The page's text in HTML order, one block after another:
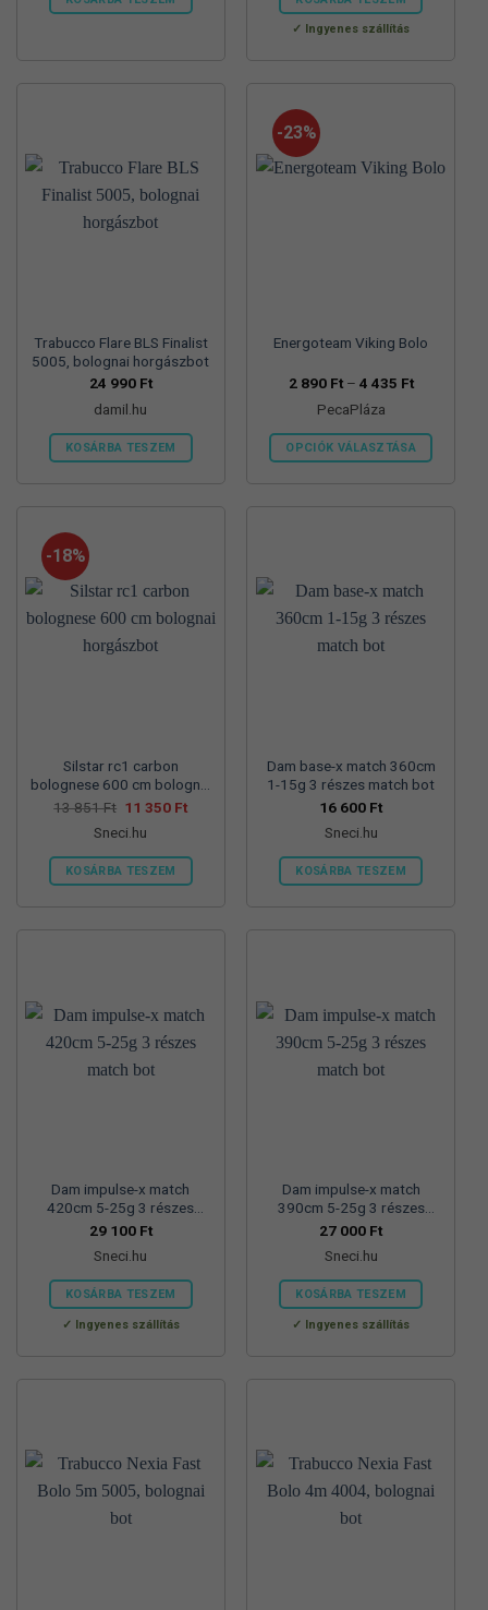
Ingyenes szállítás
Trabucco Flare BLS Finalist
5005, bolognai horgászbot
24 990 Ft
damil.hu
KOSÁRBA TESZEM
-23%
Energoteam Viking Bolo
2 890 Ft – 4 435 Ft
4
435 Ft
PecaPláza
OPCIÓK VÁLASZTÁSA
van.
A
változatok
a
-18%
Silstar rc1 carbon
bolognese 600 cm bolognai
horgászbot
13 851Ft Original
was:
851 Ft.
11 350 FtCurrent
350 Ft.
Sneci.hu
KOSÁRBA TESZEM
Dam base-x match 360cm
1-15g 3 részes match bot
16 600 Ft
Sneci.hu
KOSÁRBA TESZEM
Dam impulse-x match
420cm 5-25g 3 részes
match bot
29 100 Ft
Sneci.hu
KOSÁRBA TESZEM
Ingyenes szállítás
Dam impulse-x match
390cm 5-25g 3 részes
match bot
27 000 Ft
Sneci.hu
KOSÁRBA TESZEM
Ingyenes szállítás